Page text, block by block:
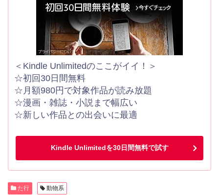
＜Kindle Unlimitedのここがイイ！＞
☆初回30日間無料
☆月額980円で対象作品が読み放題
☆漫画・雑誌・小説まで幅広い
☆新しい作品との出会いに最適
Kindle Unlimitedを30日間無料で試す
た行 動物系